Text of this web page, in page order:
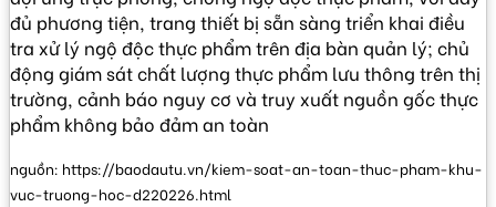
đủ phương tiện, trang thiết bị sẵn sàng triển khai điều
tra xử lý ngộ độc thực phẩm trên địa bàn quản lý; chủ
động giám sát chất lượng thực phẩm lưu thông trên thị
trường, cảnh báo nguy cơ và truy xuất nguồn gốc thực
phẩm không bảo đảm an toàn
nguồn: https://baodautu.vn/kiem-soat-an-toan-thuc-pham-khu-
vuc-truong-hoc-d220226.html